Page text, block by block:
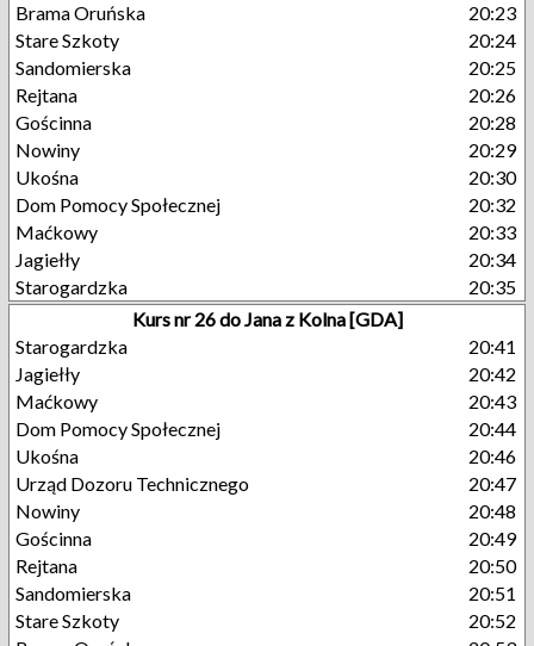
Brama Oruńska
20:23
Stare Szkoty
20:24
Sandomierska
20:25
Rejtana
20:26
Gościnna
20:28
Nowiny
20:29
Ukośna
20:30
Dom Pomocy Społecznej
20:32
Maćkowy
20:33
Jagiełły
20:34
Starogardzka
20:35
Kurs nr 26 do Jana z Kolna [GDA]
Starogardzka
20:41
Jagiełły
20:42
Maćkowy
20:43
Dom Pomocy Społecznej
20:44
Ukośna
20:46
Urząd Dozoru Technicznego
20:47
Nowiny
20:48
Gościnna
20:49
Rejtana
20:50
Sandomierska
20:51
Stare Szkoty
20:52